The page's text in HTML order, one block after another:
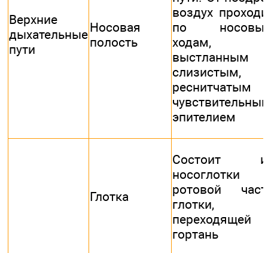
Верхние
дыхательные
пути
Носовая
полость
воздух
по
ходам,
выстланным
слизистым,
реснитчатым
эпителием
Глотка
Состоит
носоглотки
ротовой
глотки,
переходящей
гортань